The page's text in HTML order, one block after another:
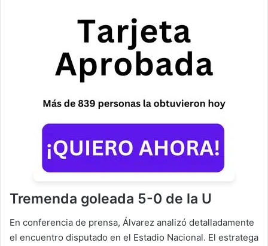
Tremenda goleada 5-0 de la U
En conferencia de prensa, Álvarez analizó detalladamente
el encuentro disputado en el Estadio Nacional. El estratega